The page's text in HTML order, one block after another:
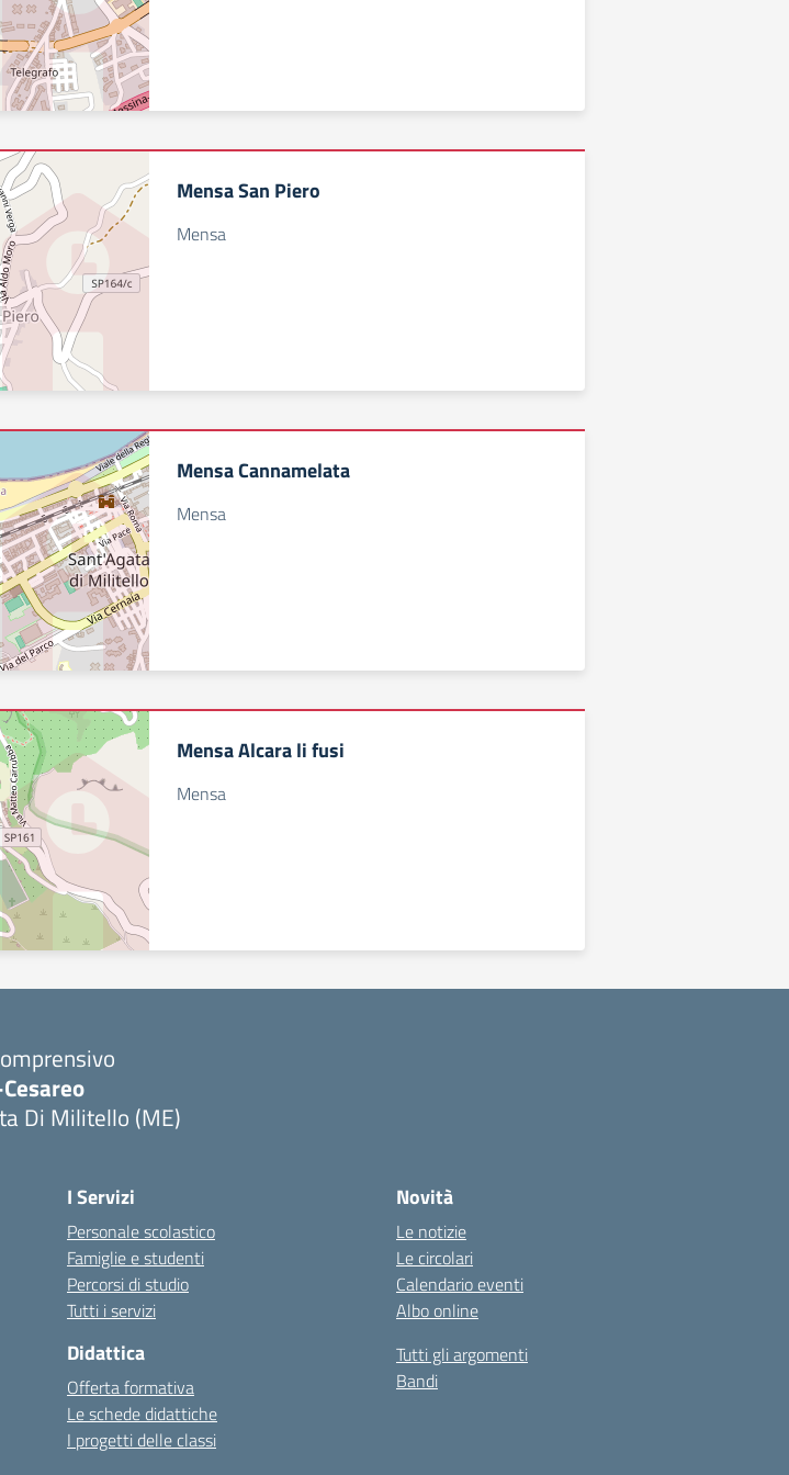
Mensa San Piero
Mensa
Mensa Cannamelata
Mensa
Mensa Alcara li fusi
Mensa
Di Militello (ME)
I Servizi
Personale scolastico
Famiglie e studenti
Percorsi di studio
Tutti i servizi
Didattica
Offerta formativa
Le schede didattiche
I progetti delle classi
Novità
Le notizie
Le circolari
Calendario eventi
Albo online
Tutti gli argomenti
Bandi